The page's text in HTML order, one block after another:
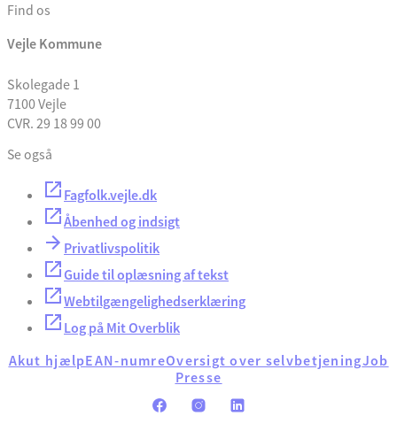
Find os
Vejle Kommune
Skolegade 1
7100 Vejle
CVR. 29 18 99 00
Se også
Fagfolk.vejle.dk
Åbenhed og indsigt
Privatlivspolitik
Guide til oplæsning af tekst
Webtilgængelighedserklæring
Log på Mit Overblik
Akut hjælpEAN-numreOversigt over selvbetjeningJob
Presse